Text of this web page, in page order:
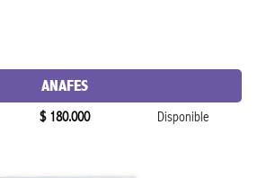
ANAFES
$ 180.000 Disponible